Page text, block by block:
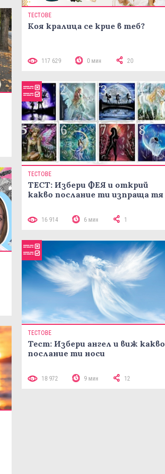
ТЕСТОВЕ
Коя кралица се крие в теб?
117 629 0 мин 20
ТЕСТОВЕ
ТЕСТ: Избери ФЕЯ и открий
какво послание ти изпраща тя
16 914 6 мин 1
ТЕСТОВЕ
Тест: Избери ангел и виж какво
послание ти носи
18 972 9 мин 12